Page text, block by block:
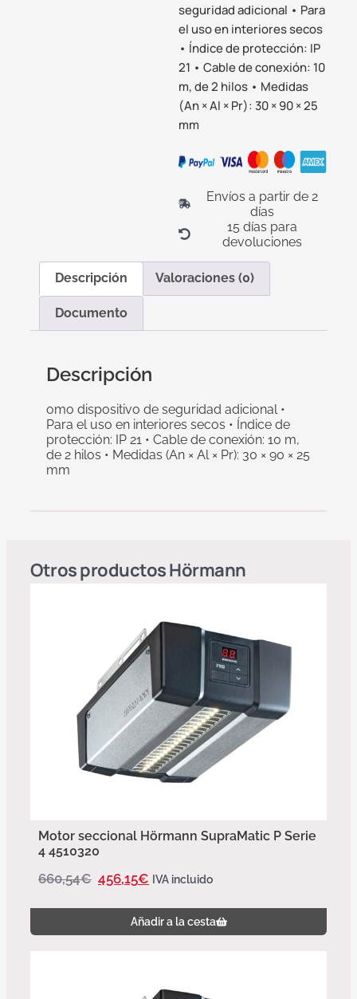
seguridad adicional • Para
el uso en interiores secos
• Índice de protección: IP
21 • Cable de conexión: 10
m, de 2 hilos • Medidas
(An × Al × Pr): 30 × 90 × 25
mm
Envíos a partir de 2
días
15 días para
devoluciones
Descripción Valoraciones (0)
Documento
Descripción
omo dispositivo de seguridad adicional •
Para el uso en interiores secos • Índice de
protección: IP 21 • Cable de conexión: 10 m,
de 2 hilos • Medidas (An × Al × Pr): 30 × 90 × 25
mm
Otros productosHörmann
Motor seccional Hörmann SupraMatic P Serie
4 4510320
660,54€ 456,15€ IVA incluido
Añadir a la cesta